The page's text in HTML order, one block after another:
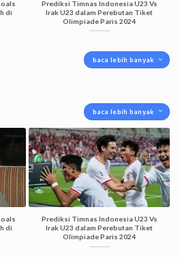
di
Prediksi Timnas Indonesia U23 Vs
Irak U23 dalam Perebutan Tiket
Olimpiade Paris 2024
baca lebih banyak
baca lebih banyak
di
Prediksi Timnas Indonesia U23 Vs
Irak U23 dalam Perebutan Tiket
Olimpiade Paris 2024